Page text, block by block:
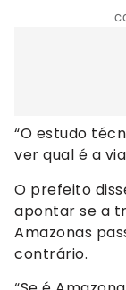
“O estudo
ver qual é a
O prefeito
apontar se a
Amazonas
contrário.